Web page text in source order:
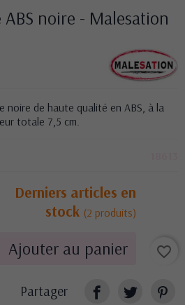
ABS noire - Malesation
noire de haute qualité en ABS, à la
totale 7,5 cm.
Derniers articles en
stock (2 produits)
Ajouter au panier favorite_border
Partager